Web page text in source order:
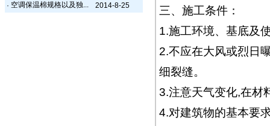
· 空调保温棉规格以及独... 2014-8-25
三、施工条件：
1.施工环境、基底及
2.不应在大风或烈日
细裂缝。
3.注意天气变化,在材
4.对建筑物的基本要